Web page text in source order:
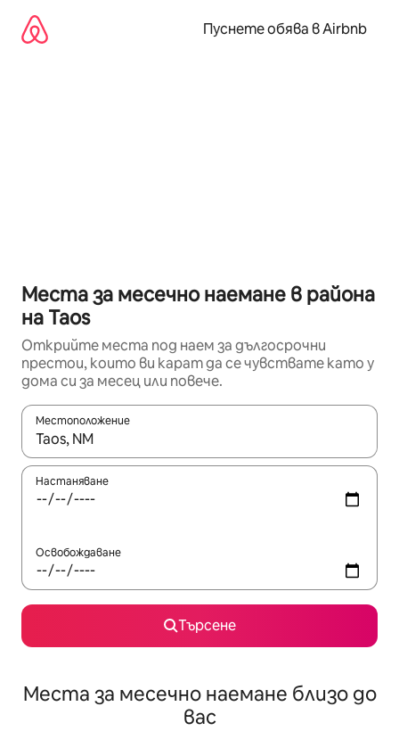
съдържанието
Пуснете обява в Airbnb
Места за месечно наемане в района
на Taos
Открийте места под наем за дългосрочни
престои, които ви карат да се чувствате като у
дома си за месец или повече.
Местоположение
Когато резултатите се покажат, използвайте
Настаняване
Освобождаване
Търсене
Места за месечно наемане близо до
вас